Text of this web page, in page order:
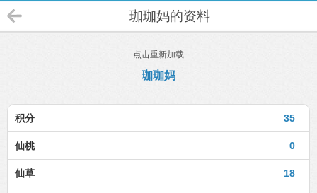
珈珈妈的资料
点击重新加载
珈珈妈
35
积分
0
仙桃
18
仙草